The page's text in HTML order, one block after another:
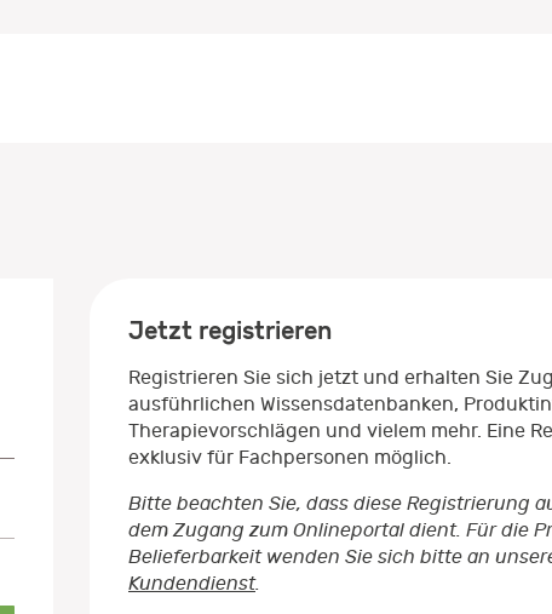
Jetzt registrieren
Registrieren Sie sich jetzt und erhalten Sie
ausführlichen Wissensdatenbanken,
Therapievorschlägen und vielem mehr. Eine
exklusiv für Fachpersonen möglich.
Bitte beachten Sie, dass diese Registrierung
dem Zugang zum Onlineportal dient. Für die
Belieferbarkeit wenden Sie sich bitte an
Kundendienst.